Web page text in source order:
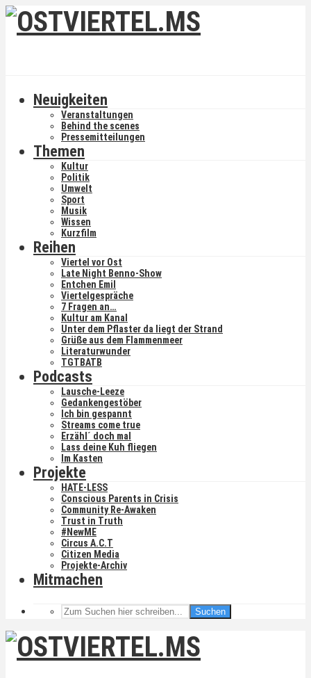
Neuigkeiten
Veranstaltungen
Behind the scenes
Pressemitteilungen
Themen
Kultur
Politik
Umwelt
Sport
Musik
Wissen
Kurzfilm
Reihen
Viertel vor Ost
Late Night Benno-Show
Entchen Emil
Viertelgespräche
7 Fragen an…
Kultur am Kanal
Unter dem Pflaster da liegt der Strand
Grüße aus dem Flammenmeer
Literaturwunder
TGTBATB
Podcasts
Lausche-Leeze
Gedankengestöber
Ich bin gespannt
Streams come true
Erzähl´ doch mal
Lass deine Kuh fliegen
Im Kasten
Projekte
HATE-LESS
Conscious Parents in Crisis
Community Re-Awaken
Trust in Truth
#NewME
Circus A.C.T
Citizen Media
Projekte-Archiv
Mitmachen
Suchen